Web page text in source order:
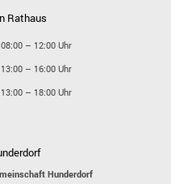
Rathaus
08:00 – 12:00 Uhr
13:00 – 16:00 Uhr
13:00 – 18:00 Uhr
Hunderdorf